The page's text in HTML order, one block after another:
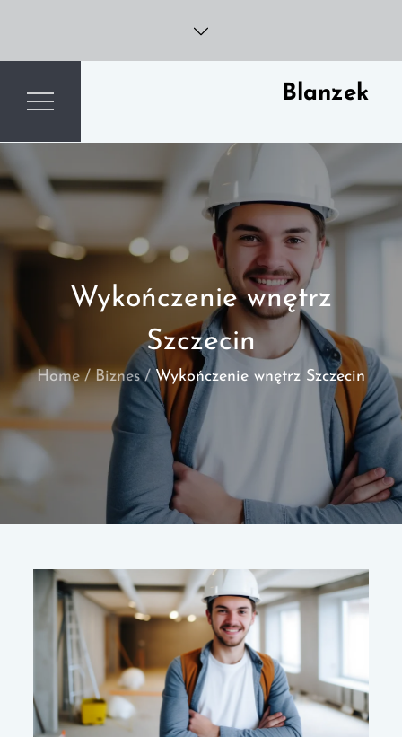
content
Blanzek
Wykończenie wnętrz
Szczecin
Home Biznes Wykończenie wnętrz Szczecin